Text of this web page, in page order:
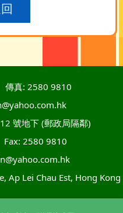
傳真: 2580 9810
號地下 (郵政局隔鄰)
Fax: 2580 9810
Ap Lei Chau Est, Hong Kong